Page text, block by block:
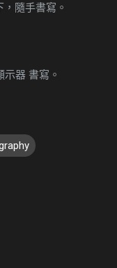
隨手書寫。
器 書寫。